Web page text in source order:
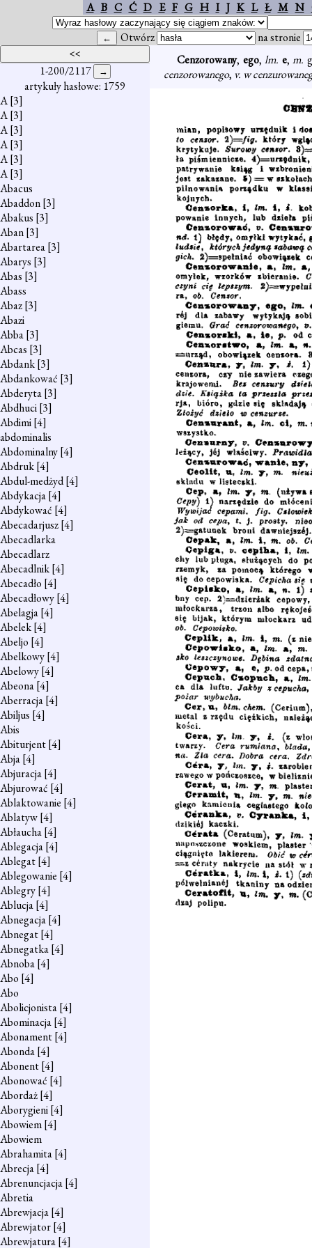
A B C Ć D E F G H I J K L Ł M N
Otwórz na stronie
1-200/2117
artykuły hasłowe: 1759
A[3]
A[3]
A[3]
A[3]
A[3]
A[3]
Abacus
Abaddon[3]
Abakus [3]
Aban[3]
Abartarea[3]
Abarys [3]
Abas [3]
Abass
Abaz[3]
Abazi
Abba[3]
Abcas [3]
Abdank[3]
Abdankować [3]
Abderyta[3]
Abdhuci[3]
Abdimi[4]
abdominalis
Abdominalny[4]
Abdruk[4]
Abdul-medżyd[4]
Abdykacja[4]
Abdykować [4]
Abecadarjusz[4]
Abecadlarka
Abecadlarz
Abecadlnik[4]
Abecadło [4]
Abecadłowy[4]
Abelagja[4]
Abelek[4]
Abeljo [4]
Abelkowy[4]
Abelowy[4]
Abeona[4]
Aberracja[4]
Abiljus [4]
Abis
Abiturjent[4]
Abja[4]
Abjuracja[4]
Abjurować [4]
Ablaktowanie [4]
Ablatyw[4]
Abłaucha[4]
Ablegacja[4]
Ablegat[4]
Ablegowanie [4]
Ablegry[4]
Ablucja[4]
Abnegacja[4]
Abnegat[4]
Abnegatka[4]
Abnoba[4]
Abo [4]
Abo
Abolicjonista[4]
Abominacja[4]
Abonament[4]
Abonda[4]
Abonent[4]
Abonować [4]
Abordaż[4]
Aborygieni[4]
Abowiem[4]
Abowiem
Abrahamita[4]
Abrecja[4]
Abrenuncjacja[4]
Abretia
Abrewjacja[4]
Abrewjator[4]
Abrewjatura[4]
Cenzorowany, ego,lm. e, m.
cenzorowanego, v. w